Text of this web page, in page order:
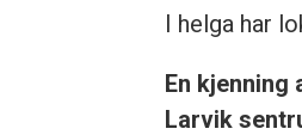
I helga har
En
Larvik